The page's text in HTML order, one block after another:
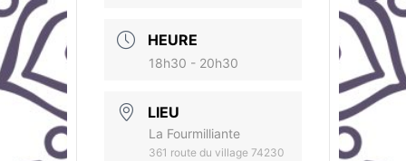
HEURE
18h30 - 20h30
LIEU
La Fourmilliante
361 route du village 74230